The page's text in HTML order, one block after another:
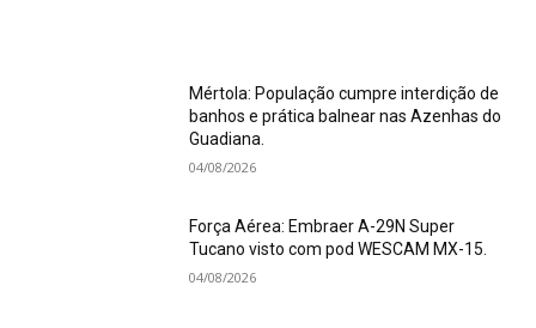
Mértola: População cumpre interdição de
banhos e prática balnear nas Azenhas do
Guadiana.
04/08/2026
Força Aérea: Embraer A-29N Super
Tucano visto com pod WESCAM MX-15.
04/08/2026